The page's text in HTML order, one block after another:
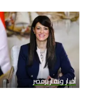
أخبار وتقاريرمصر